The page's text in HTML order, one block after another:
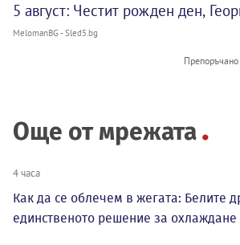
5 август: Честит рожден ден,
MelomanBG - Sled5.bg
Още от мрежата
4 часа
Как да се облечем в жегата: Белите
единственото решение за охлаждане